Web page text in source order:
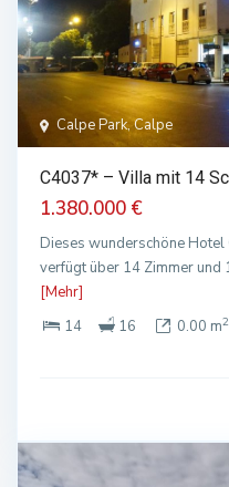
Calpe Park, Calpe
C4037* – Villa mit 14
1.380.000 €
Dieses wunderschöne Hotel
verfügt über 14 Zimmer und
[Mehr]
14
16 0.00 m2